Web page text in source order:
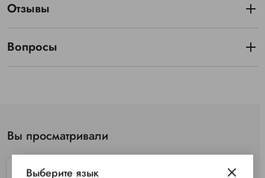
Отзывы
Вопросы
Вы просматривали
Выберите язык